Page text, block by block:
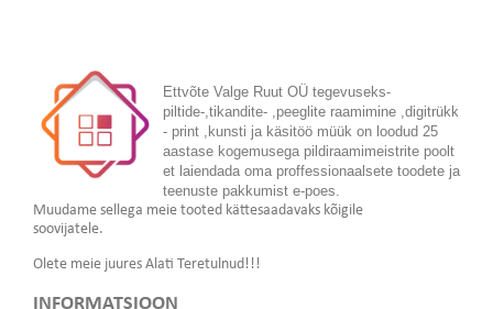
Ettvõte Valge Ruut OÜ tegevuseks-
piltide-,tikandite- ,peeglite raamimine ,digitrükk
- print ,kunsti ja käsitöö müük on loodud 25
aastase kogemusega pildiraamimeistrite poolt
et laiendada oma proffessionaalsete toodete ja
teenuste pakkumist e-poes.
Muudame sellega meie tooted kättesaadavaks kõigile
soovijatele.
Olete meie juures Alati Teretulnud!!!
INFORMATSIOON